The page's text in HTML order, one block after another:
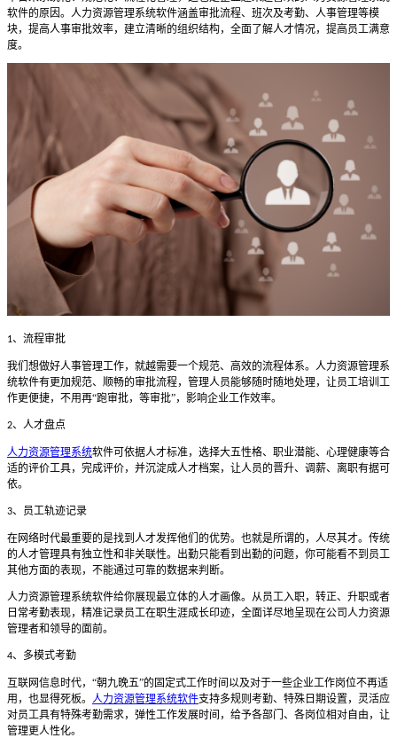
软件的原因。人力资源管理系统软件涵盖审批流程、班次及考勤、人事管理等模
块，提高人事审批效率，建立清晰的组织结构，全面了解人才情况，提高员工满意
度。
1、流程审批
我们想做好人事管理工作，就越需要一个规范、高效的流程体系。人力资源管理系
统软件有更加规范、顺畅的审批流程，管理人员能够随时随地处理，让员工培训工
作更便捷，不用再“跑审批，等审批”，影响企业工作效率。
2、人才盘点
人力资源管理系统软件可依据人才标准，选择大五性格、职业潜能、心理健康等合
适的评价工具，完成评价，并沉淀成人才档案，让人员的晋升、调薪、离职有据可
依。
3、员工轨迹记录
在网络时代最重要的是找到人才发挥他们的优势。也就是所谓的，人尽其才。传统
的人才管理具有独立性和非关联性。出勤只能看到出勤的问题，你可能看不到员工
其他方面的表现，不能通过可靠的数据来判断。
人力资源管理系统软件给你展现最立体的人才画像。从员工入职，转正、升职或者
日常考勤表现，精准记录员工在职生涯成长印迹，全面详尽地呈现在公司人力资源
管理者和领导的面前。
4、多模式考勤
互联网信息时代， “朝九晚五”的固定式工作时间以及对于一些企业工作岗位不再适
用，也显得死板。 人力资源管理系统软件支持多规则考勤、特殊日期设置，灵活应
对员工具有特殊考勤需求，弹性工作发展时间，给予各部门、各岗位相对自由，让
管理更人性化。